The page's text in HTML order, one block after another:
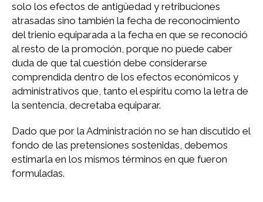
solo los efectos de antigüedad y retribuciones
atrasadas sino también la fecha de reconocimiento
del trienio equiparada a la fecha en que se reconoció
al resto de la promoción, porque no puede caber
duda de que tal cuestión debe considerarse
comprendida dentro de los efectos económicos y
administrativos que, tanto el espíritu como la letra de
la sentencia, decretaba equiparar.
Dado que por la Administración no se han discutido el
fondo de las pretensiones sostenidas, debemos
estimarla en los mismos términos en que fueron
formuladas.